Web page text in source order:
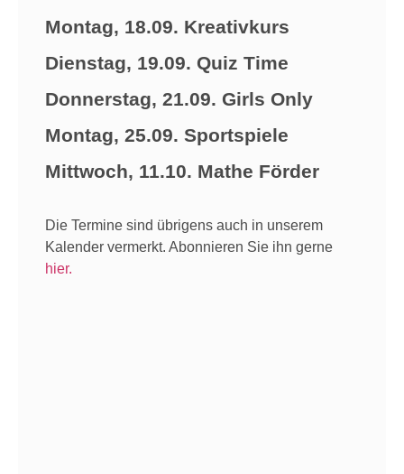
Montag, 18.09. Kreativkurs
Dienstag, 19.09. Quiz Time
Donnerstag, 21.09. Girls Only
Montag, 25.09. Sportspiele
Mittwoch, 11.10. Mathe Förder
Die Termine sind übrigens auch in unserem
Kalender vermerkt. Abonnieren Sie ihn gerne
hier.